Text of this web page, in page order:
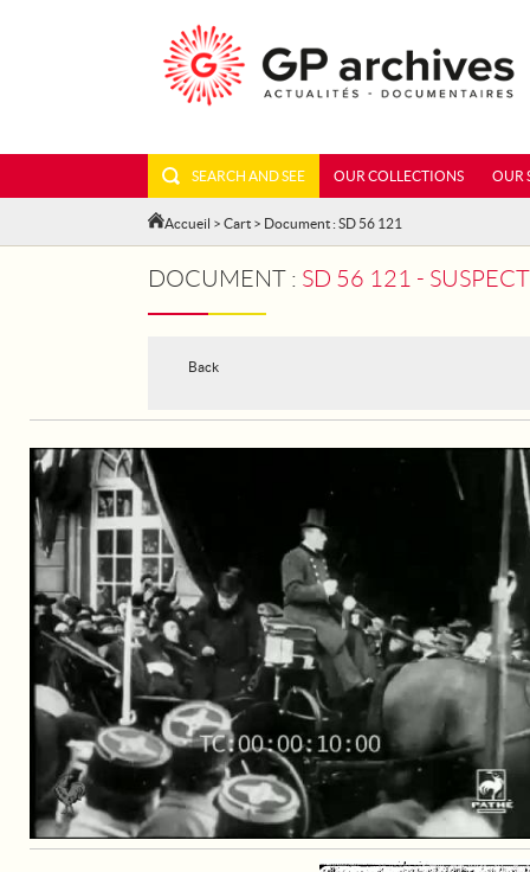
SEARCH AND SEE OUR COLLECTIONS OUR
Accueil > Cart > Document : SD 56 121
DOCUMENT : SD 56 121 -
Back